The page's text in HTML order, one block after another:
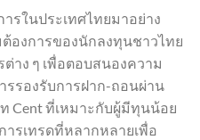
รในประเทศไทยมาอย่าง
ต้องการของนักลงทุนชาวไทย
าง ๆ เพื่อตอบสนองความ
รรองรับการฝาก-ถอนผ่าน
Cent ที่เหมาะกับผู้มีทุนน้อย
รเทรดที่หลากหลายเพื่อ